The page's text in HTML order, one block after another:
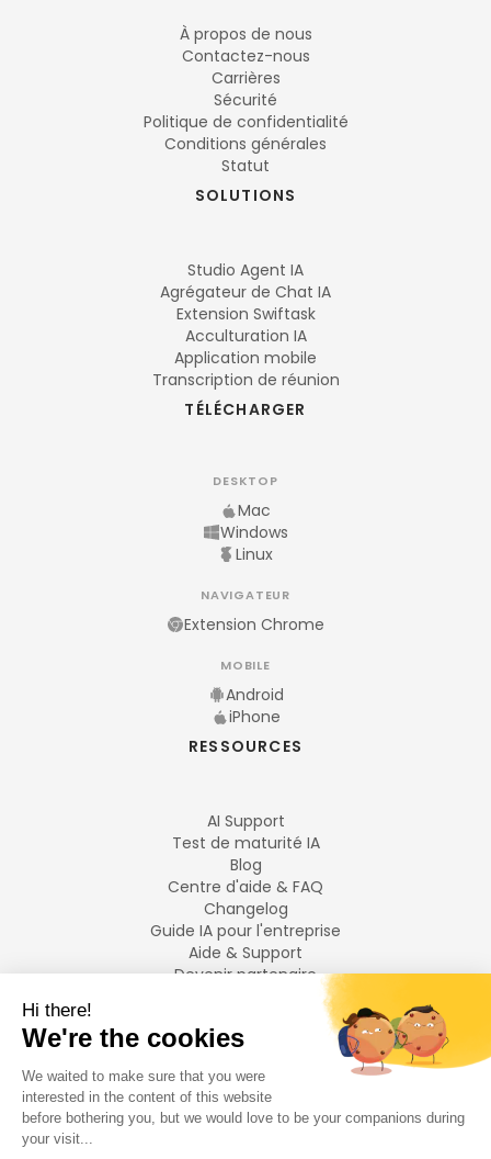
À propos de nous
Contactez-nous
Carrières
Sécurité
Politique de confidentialité
Conditions générales
Statut
SOLUTIONS
Studio Agent IA
Agrégateur de Chat IA
Extension Swiftask
Acculturation IA
Application mobile
Transcription de réunion
TÉLÉCHARGER
DESKTOP
Mac
Windows
Linux
NAVIGATEUR
Extension Chrome
MOBILE
Android
iPhone
RESSOURCES
AI Support
Test de maturité IA
Blog
Centre d'aide & FAQ
Changelog
Guide IA pour l'entreprise
Aide & Support
Devenir partenaire
LANGUES
Français
English